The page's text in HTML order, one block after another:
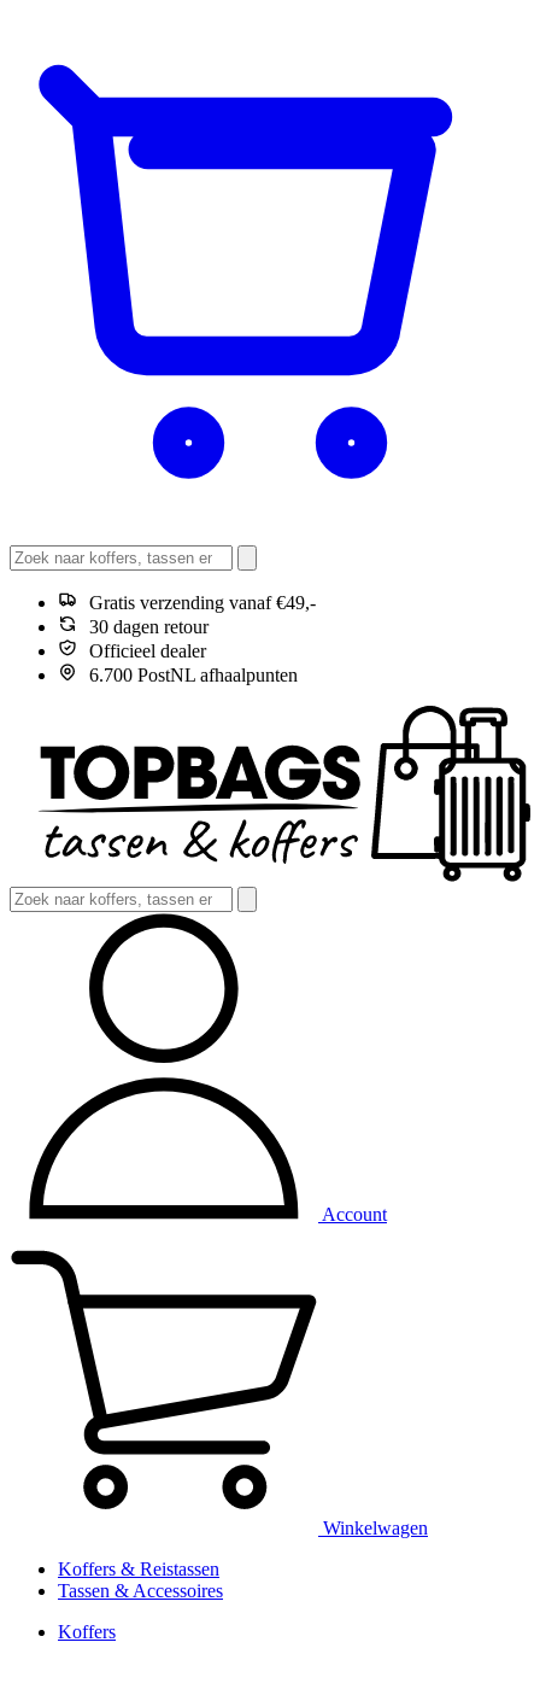
Gratis verzending vanaf €49,-
30 dagen retour
Officieel dealer
6.700 PostNL afhaalpunten
Account
Winkelwagen
Koffers & Reistassen
Tassen & Accessoires
Koffers